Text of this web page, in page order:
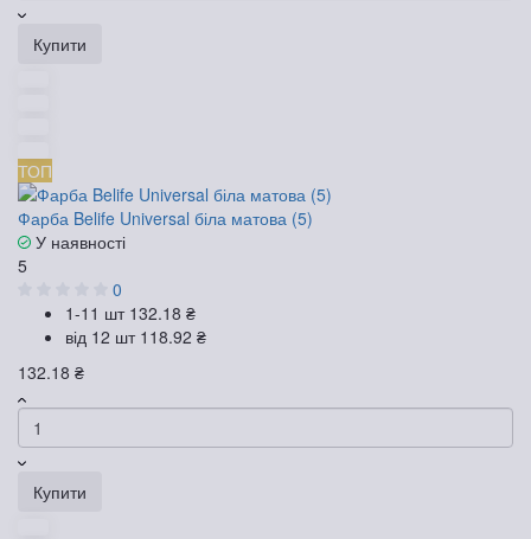
Купити
ТОП
Фарба Belife Universal біла матова (5)
У наявності
5
0
1-11 шт 132.18 ₴
від 12 шт 118.92 ₴
132.18 ₴
Купити